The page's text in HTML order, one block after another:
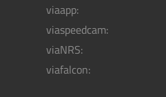
viaapp:
viaspeedcam:
viaNRS:
viafalcon: